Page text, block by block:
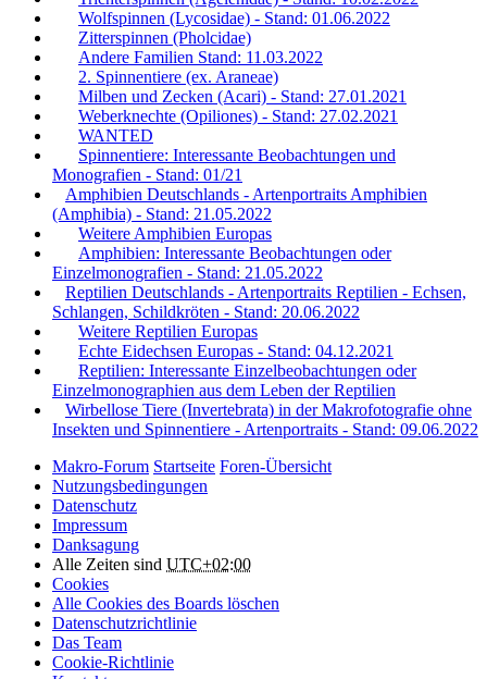
Wolfspinnen (Lycosidae) - Stand: 01.06.2022
Zitterspinnen (Pholcidae)
Andere Familien Stand: 11.03.2022
2. Spinnentiere (ex. Araneae)
Milben und Zecken (Acari) - Stand: 27.01.2021
Weberknechte (Opiliones) - Stand: 27.02.2021
WANTED
Spinnentiere: Interessante Beobachtungen und
Monografien - Stand: 01/21
Amphibien Deutschlands - Artenportraits Amphibien
(Amphibia) - Stand: 21.05.2022
Weitere Amphibien Europas
Amphibien: Interessante Beobachtungen oder
Einzelmonografien - Stand: 21.05.2022
Reptilien Deutschlands - Artenportraits Reptilien - Echsen,
Schlangen, Schildkröten - Stand: 20.06.2022
Weitere Reptilien Europas
Echte Eidechsen Europas - Stand: 04.12.2021
Reptilien: Interessante Einzelbeobachtungen oder
Einzelmonographien aus dem Leben der Reptilien
Wirbellose Tiere (Invertebrata) in der Makrofotografie ohne
Insekten und Spinnentiere - Artenportraits - Stand: 09.06.2022
Makro-Forum Startseite Foren-Übersicht
Nutzungsbedingungen
Datenschutz
Impressum
Danksagung
Alle Zeiten sind UTC+02:00
Cookies
Alle Cookies des Boards löschen
Datenschutzrichtlinie
Das Team
Cookie-Richtlinie